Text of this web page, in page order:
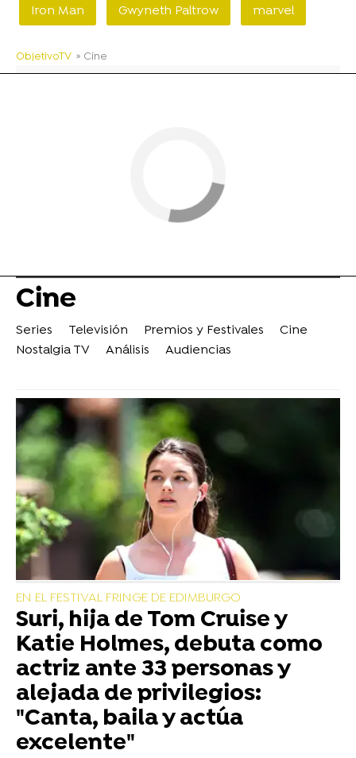
Iron Man Gwyneth Paltrow marvel
ObjetivoTV » Cine
Cine
Series Televisión Premios y Festivales
Cine
Nostalgia TV
Análisis Audiencias
EN EL FESTIVAL FRINGE DE EDIMBURGO
Suri, hija de Tom Cruise y
Katie Holmes, debuta como
actriz ante 33 personas y
alejada de privilegios:
"Canta, baila y actúa
excelente"